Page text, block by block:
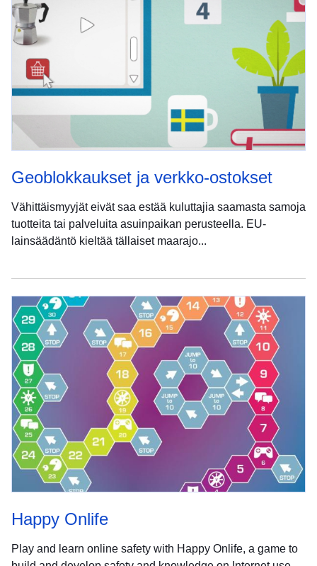
Geoblokkaukset ja verkko-ostokset
Vähittäismyyjät eivät saa estää kuluttajia saamasta samoja
tuotteita tai palveluita asuinpaikan perusteella. EU-
lainsäädäntö kieltää tällaiset maarajo...
Happy Onlife
Play and learn online safety with Happy Onlife, a game to